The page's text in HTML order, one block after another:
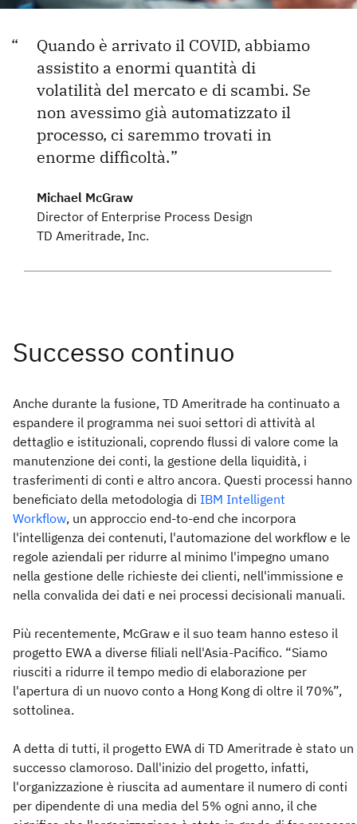
Quando è arrivato il COVID, abbiamo
assistito a enormi quantità di
volatilità del mercato e di scambi. Se
non avessimo già automatizzato il
processo, ci saremmo trovati in
enorme difficoltà.
Michael McGraw
Director of Enterprise Process Design
TD Ameritrade, Inc.
Anche durante la fusione, TD Ameritrade ha continuato a
espandere il programma nei suoi settori di attività al
dettaglio e istituzionali, coprendo flussi di valore come la
manutenzione dei conti, la gestione della liquidità, i
trasferimenti di conti e altro ancora. Questi processi hanno
beneficiato della metodologia di IBM Intelligent
Workflow, un approccio end-to-end che incorpora
l'intelligenza dei contenuti, l'automazione del workflow e le
regole aziendali per ridurre al minimo l'impegno umano
nella gestione delle richieste dei clienti, nell'immissione e
nella convalida dei dati e nei processi decisionali manuali.
Più recentemente, McGraw e il suo team hanno esteso il
progetto EWA a diverse filiali nell'Asia-Pacifico. “Siamo
riusciti a ridurre il tempo medio di elaborazione per
l'apertura di un nuovo conto a Hong Kong di oltre il 70%”,
sottolinea.
A detta di tutti, il progetto EWA di TD Ameritrade è stato un
successo clamoroso. Dall'inizio del progetto, infatti,
l'organizzazione è riuscita ad aumentare il numero di conti
per dipendente di una media del 5% ogni anno, il che